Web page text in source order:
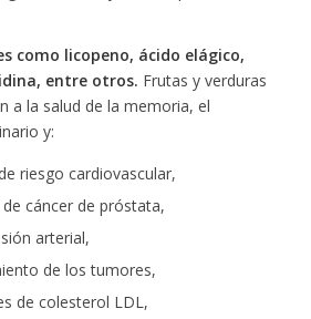
como licopeno, ácido elágico,
entre otros. Frutas y verduras
a la salud de la memoria, el
y:
riesgo cardiovascular,
cáncer de próstata,
arterial,
de los tumores,
de colesterol LDL,